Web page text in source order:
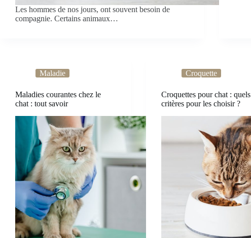
Les hommes de nos jours, ont souvent besoin de
compagnie. Certains animaux…
Maladie
Maladies courantes chez le
chat : tout savoir
Croquette
Croquettes pour chat : quels
critères pour les choisir ?